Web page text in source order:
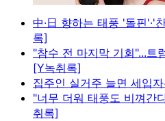
中·日 향하는 태풍 '돌핀'·'
록]
"참수 전 마지막 기회"...트
[Y녹취록]
집주인 실거주 늘면 세입
"너무 더워 태풍도 비껴간
취록]